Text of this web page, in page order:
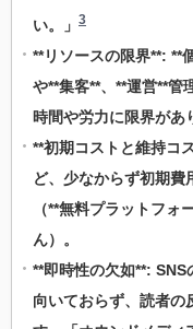
い。」 3
**リソースの限界**: **
や**集客**、**運営**管
時間や労力に限界があ
**初期コストと維持コ
ど、少なからず初期費
（**無料プラットフォ
ん）。
**即時性の欠如**: SNS
向いておらず、読者の